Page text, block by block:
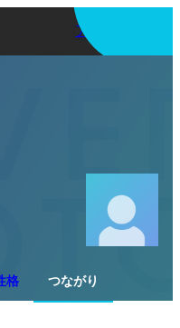
アプリを使う
格 つながり